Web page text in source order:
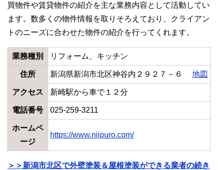
買物件や賃貸物件の紹介を主な業務内容として活動してい
ます。数多くの物件情報を取りそろえており、クライアン
トのニーズに合わせた物件の紹介を行ってくれます。
業務種別 リフォーム、キッチン
住所 新潟県新潟市北区神谷内２９２７－６ 地図
アクセス 新崎駅から車で１２分
電話番号 025-259-3211
ホームペ
ージ
https://www.niipuro.com/
＞＞新潟市北区で外壁塗装＆屋根塗装ができる業者の続き